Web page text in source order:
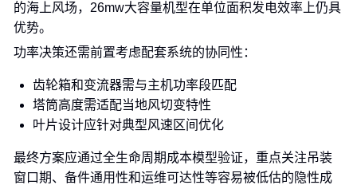
的海上风场，26mw大容量机型在单位面积发电效率上仍具
优势。
功率决策还需前置考虑配套系统的协同性：
齿轮箱和变流器需与主机功率段匹配
塔筒高度需适配当地风切变特性
叶片设计应针对典型风速区间优化
最终方案应通过全生命周期成本模型验证，重点关注吊装
窗口期、备件通用性和运维可达性等容易被低估的隐性成